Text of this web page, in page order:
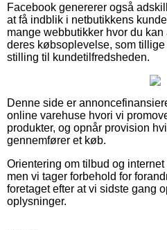
Facebook genererer også
at få indblik i netbutikkens
mange webbutikker hvor du
deres købsoplevelse, som
stilling til kundetilfredsheden.
Denne side er
online varehuse hvori vi
produkter, og opnår provision
gennemfører et køb.
Orientering om tilbud og
men vi tager forbehold for
foretaget efter at vi sidste gang
oplysninger.